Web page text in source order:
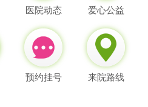
医院动态 爱心公益
预约挂号 来院路线